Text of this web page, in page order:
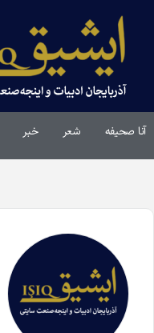
آنا صحیفه شعر خبر